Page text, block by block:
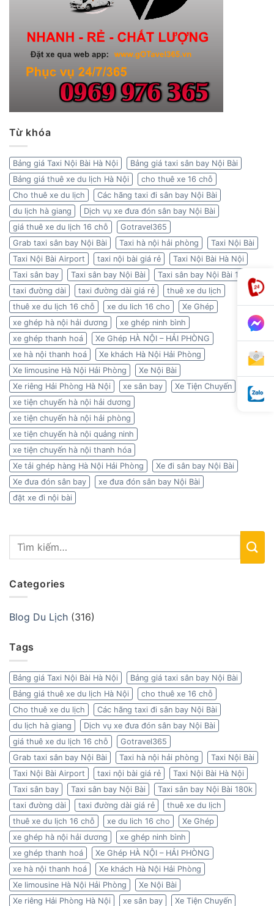
Từ khóa
Bảng giá Taxi Nội Bài Hà Nội
Bảng giá taxi sân bay Nội Bài
Bảng giá thuê xe du lịch Hà Nội
cho thuê xe 16 chỗ
Cho thuê xe du lịch
Các hãng taxi đi sân bay Nội Bài
du lịch hà giang
Dịch vụ xe đưa đón sân bay Nội Bài
giá thuê xe du lịch 16 chỗ
Gotravel365
Grab taxi sân bay Nội Bài
Taxi hà nội hải phòng
Taxi Nội Bài
Taxi Nội Bài Airport
taxi nội bài giá rẻ
Taxi Nội Bài Hà Nội
Taxi sân bay
Taxi sân bay Nội Bài
Taxi sân bay Nội Bài 180k
taxi đường dài
taxi đường dài giá rẻ
thuê xe du lịch
thuê xe du lịch 16 chỗ
xe du lich 16 cho
Xe Ghép
xe ghép hà nội hải dương
xe ghép ninh bình
xe ghép thanh hoá
Xe Ghép HÀ NỘI – HẢI PHÒNG
xe hà nội thanh hoá
Xe khách Hà Nội Hải Phòng
Xe limousine Hà Nội Hải Phòng
Xe Nội Bài
Xe riêng Hải Phòng Hà Nội
xe sân bay
Xe Tiện Chuyến
xe tiện chuyến hà nội hải dương
xe tiện chuyến hà nội hải phòng
xe tiện chuyến hà nội quảng ninh
xe tiện chuyến hà nội thanh hóa
Xe tải ghép hàng Hà Nội Hải Phòng
Xe đi sân bay Nội Bài
Xe đưa đón sân bay
xe đưa đón sân bay Nội Bài
đặt xe đi nội bài
Categories
Blog Du Lịch (316)
Tags
Bảng giá Taxi Nội Bài Hà Nội
Bảng giá taxi sân bay Nội Bài
Bảng giá thuê xe du lịch Hà Nội
cho thuê xe 16 chỗ
Cho thuê xe du lịch
Các hãng taxi đi sân bay Nội Bài
du lịch hà giang
Dịch vụ xe đưa đón sân bay Nội Bài
giá thuê xe du lịch 16 chỗ
Gotravel365
Grab taxi sân bay Nội Bài
Taxi hà nội hải phòng
Taxi Nội Bài
Taxi Nội Bài Airport
taxi nội bài giá rẻ
Taxi Nội Bài Hà Nội
Taxi sân bay
Taxi sân bay Nội Bài
Taxi sân bay Nội Bài 180k
taxi đường dài
taxi đường dài giá rẻ
thuê xe du lịch
thuê xe du lịch 16 chỗ
xe du lich 16 cho
Xe Ghép
xe ghép hà nội hải dương
xe ghép ninh bình
xe ghép thanh hoá
Xe Ghép HÀ NỘI – HẢI PHÒNG
xe hà nội thanh hoá
Xe khách Hà Nội Hải Phòng
Xe limousine Hà Nội Hải Phòng
Xe Nội Bài
Xe riêng Hải Phòng Hà Nội
xe sân bay
Xe Tiện Chuyến